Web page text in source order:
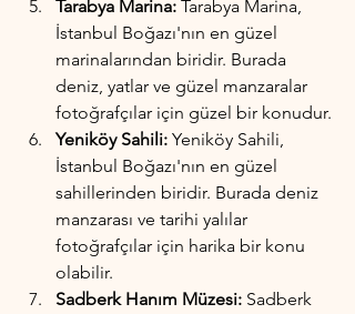
Tarabya Marina: Tarabya Marina,
İstanbul Boğazı'nın en güzel
marinalarından biridir. Burada
deniz, yatlar ve güzel manzaralar
fotoğrafçılar için güzel bir konudur.
Yeniköy Sahili: Yeniköy Sahili,
İstanbul Boğazı'nın en güzel
sahillerinden biridir. Burada deniz
manzarası ve tarihi yalılar
fotoğrafçılar için harika bir konu
olabilir.
Sadberk Hanım Müzesi: Sadberk